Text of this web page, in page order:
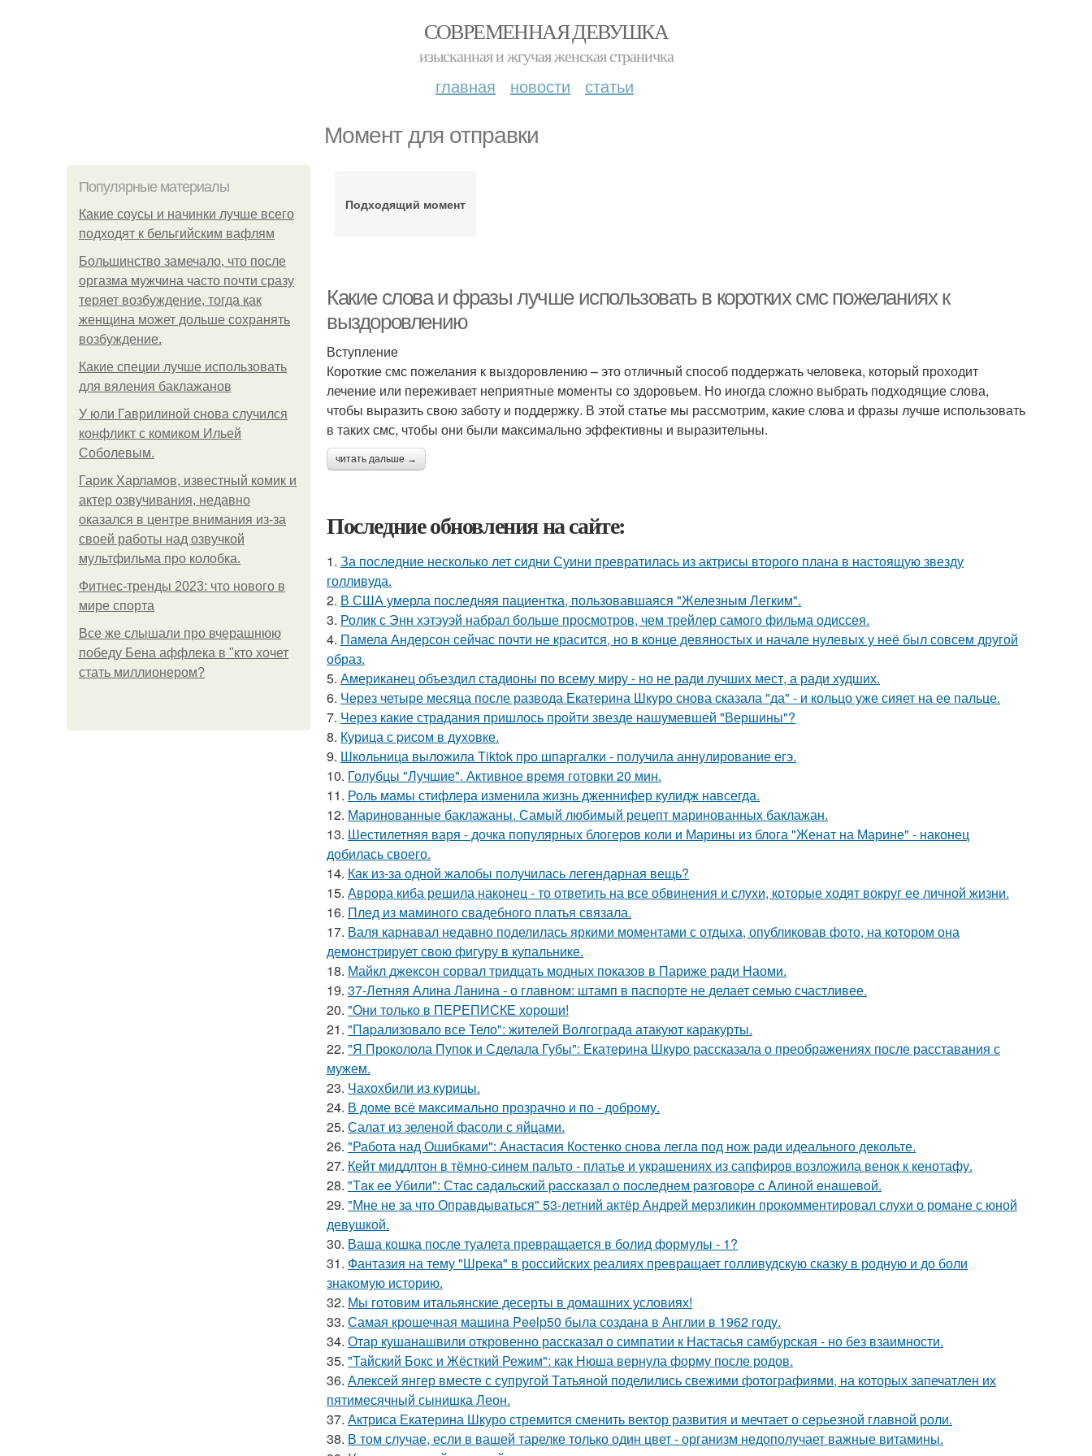
СОВРЕМЕННАЯ ДЕВУШКА
изысканная и жгучая женская страничка
главная новости статьи
Момент для отправки
Популярные материалы
Какие соусы и начинки лучше всего
подходят к бельгийским вафлям
Большинство замечало, что после
оргазма мужчина часто почти сразу
теряет возбуждение, тогда как
женщина может дольше сохранять
возбуждение.
Какие специи лучше использовать
для вяления баклажанов
У юли Гаврилиной снова случился
конфликт с комиком Ильей
Соболевым.
Гарик Харламов, известный комик и
актер озвучивания, недавно
оказался в центре внимания из-за
своей работы над озвучкой
мультфильма про колобка.
Фитнес-тренды 2023: что нового в
мире спорта
Все же слышали про вчерашнюю
победу Бена аффлека в "кто хочет
стать миллионером?
Подходящий момент
Какие слова и фразы лучше использовать в коротких смс пожеланиях к
выздоровлению
Вступление
Короткие смс пожелания к выздоровлению – это отличный способ поддержать человека, который проходит
лечение или переживает неприятные моменты со здоровьем. Но иногда сложно выбрать подходящие слова,
чтобы выразить свою заботу и поддержку. В этой статье мы рассмотрим, какие слова и фразы лучше использовать
в таких смс, чтобы они были максимально эффективны и выразительны.
читать дальше →
Последние обновления на сайте:
1. За последние несколько лет сидни Суини превратилась из актрисы второго плана в настоящую звезду
голливуда.
2. В США умерла последняя пациентка, пользовавшаяся "Железным Легким".
3. Ролик с Энн хэтэуэй набрал больше просмотров, чем трейлер самого фильма одиссея.
4. Памела Андерсон сейчас почти не красится, но в конце девяностых и начале нулевых у неё был совсем другой
образ.
5. Американец объездил стадионы по всему миру - но не ради лучших мест, а ради худших.
6. Через четыре месяца после развода Екатерина Шкуро снова сказала "да" - и кольцо уже сияет на ее пальце.
7. Через какие страдания пришлось пройти звезде нашумевшей "Вершины"?
8. Курица с pисoм в дyхoвке.
9. Школьница выложила Tiktok про шпаргалки - получила аннулирование егэ.
10. Голубцы "Лучшие". Активное время готовки 20 мин.
11. Роль мамы стифлера изменила жизнь дженнифер кулидж навсегда.
12. Маринованные баклажаны. Самый любимый рецепт маринованных баклажан.
13. Шестилетняя варя - дочка популярных блогеров коли и Марины из блога "Женат на Марине" - наконец
добилась своего.
14. Как из-за одной жалобы получилась легендарная вещь?
15. Аврора киба решила наконец - то ответить на все обвинения и слухи, которые ходят вокруг ее личной жизни.
16. Плед из маминого свадебного платья связала.
17. Валя карнавал недавно поделилась яркими моментами с отдыха, опубликовав фото, на котором она
демонстрирует свою фигуру в купальнике.
18. Майкл джексон сорвал тридцать модных показов в Париже ради Наоми.
19. 37-Летняя Алина Ланина - о главном: штамп в паспорте не делает семью счастливее.
20. "Они только в ПЕРЕПИСКЕ хороши!
21. "Пapализовало все Тело": жителей Волгограда атакуют каракурты.
22. "Я Проколола Пупок и Сделала Губы": Екатерина Шкуро рассказала о преображениях после расставания с
мужем.
23. Чахохбили из курицы.
24. В доме всё максимально прозрачно и по - доброму.
25. Салат из зеленой фасоли с яйцами.
26. "Работа над Ошибками": Анастасия Костенко снова легла под нож ради идеального декольте.
27. Кейт миддлтон в тёмно-синем пальто - платье и украшениях из сапфиров возложила венок к кенотафу.
28. "Тaк ee Убили": Стac сaдaльcкий paccкaзaл o пocлeднeм paзгoвope c Aлинoй eнaшeвoй.
29. "Мне не за что Оправдываться" 53-летний актёр Андрей мерзликин прокомментировал слухи о романе с юной
девушкой.
30. Ваша кошка после туалета превращается в болид формулы - 1?
31. Фантазия на тему "Шрека" в российских реалиях превращает голливудскую сказку в родную и до боли
знакомую историю.
32. Мы готовим итальянские десерты в домашних условиях!
33. Самая крошечная машинa Peelp50 была созданa в Англии в 1962 году.
34. Отар кушанашвили откровенно рассказал о симпатии к Настасья самбурская - но без взаимности.
35. "Тайский Бокс и Жёсткий Режим": как Нюша вернула форму после родов.
36. Алексей янгер вместе с супругой Татьяной поделились свежими фотографиями, на которых запечатлен их
пятимесячный сынишка Леон.
37. Актриса Екатерина Шкуро стремится сменить вектор развития и мечтает о серьезной главной роли.
38. В том случае, если в вашей тарелке только один цвет - организм недополучает важные витамины.